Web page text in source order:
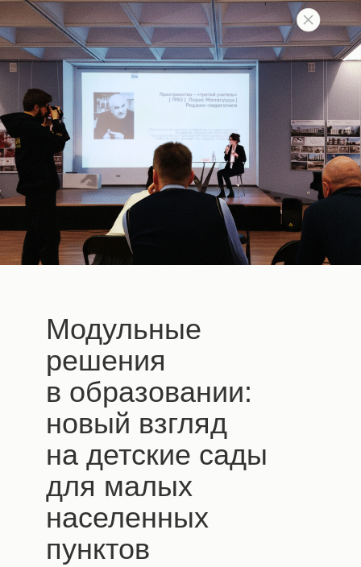
Модульные
решения
в образовании:
новый взгляд
на детские сады
для малых
населенных
пунктов